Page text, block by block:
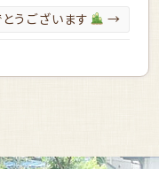
うございます
→